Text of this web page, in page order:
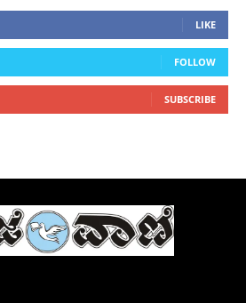
LIKE
FOLLOW
SUBSCRIBE